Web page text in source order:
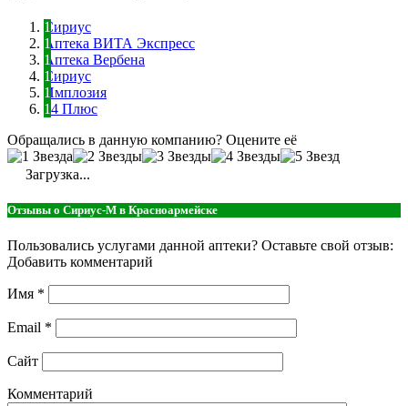
Сириус
Аптека ВИТА Экспресс
Аптека Вербена
Сириус
Имплозия
64 Плюс
Обращались в данную компанию? Оцените её
Загрузка...
Отзывы о Сириус-М в Красноармейске
Пользовались услугами данной аптеки? Оставьте свой отзыв:
Добавить комментарий
Имя *
Email *
Сайт
Комментарий